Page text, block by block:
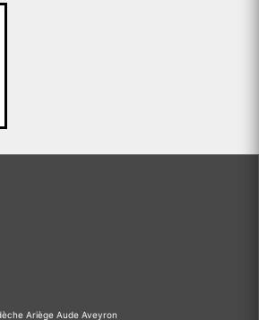
Ariège Aude Aveyron